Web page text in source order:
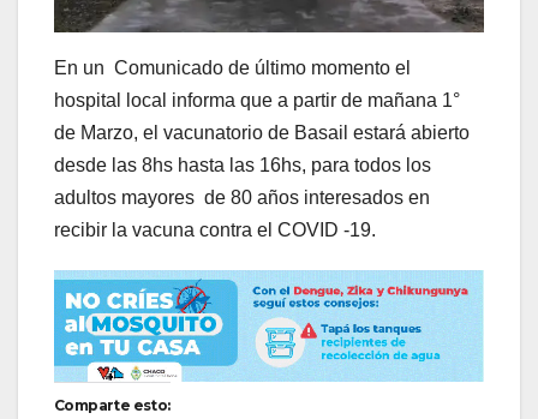
En un Comunicado de último momento el
hospital local informa que a partir de mañana 1°
de Marzo, el vacunatorio de Basail estará abierto
desde las 8hs hasta las 16hs, para todos los
adultos mayores de 80 años interesados en
recibir la vacuna contra el COVID -19.
Comparte esto: